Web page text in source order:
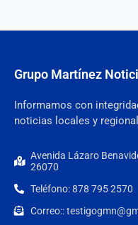
Grupo Martínez
Informamos con
noticias locales y
Avenida Lázaro
26070
Teléfono: 878 795 2570
Correo::